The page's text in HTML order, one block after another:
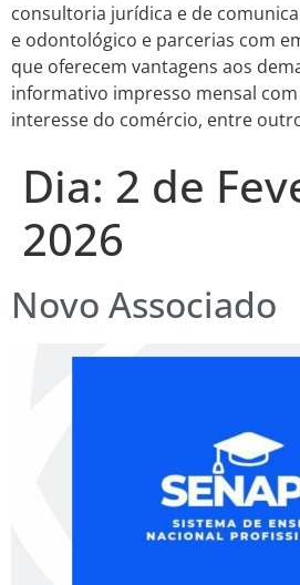
consultoria jurídica e de
e odontológico e parcerias com
que oferecem vantagens aos
informativo impresso mensal
interesse do comércio, entre
Dia: 2 de
2026
Novo Associado